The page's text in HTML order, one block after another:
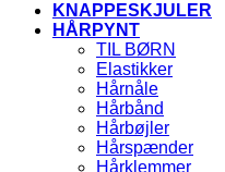
KNAPPESKJULER
HÅRPYNT
TIL BØRN
Elastikker
Hårnåle
Hårbånd
Hårbøjler
Hårspænder
Hårklemmer